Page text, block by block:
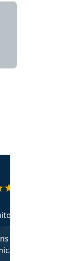
recomenda o Aprova
no
pelas
e